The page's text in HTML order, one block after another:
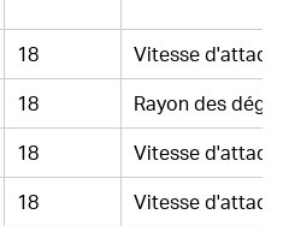
18
Vitesse
18
Rayon des
18
Vitesse
18
Vitesse